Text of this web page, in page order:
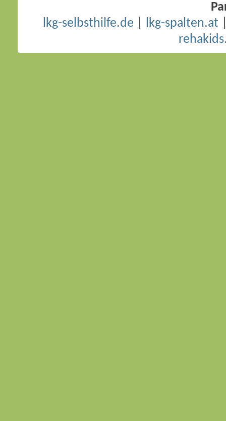
lkg-selbsthilfe.de
lkg-spalten.at